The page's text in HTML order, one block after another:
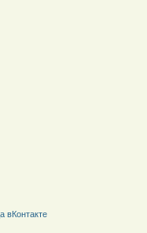
вКонтакте